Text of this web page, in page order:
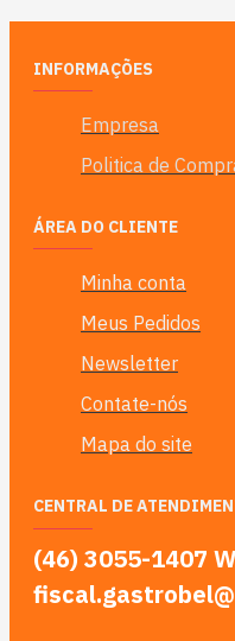
INFORMAÇÕES
Empresa
Politica de
ÁREA DO CLIENTE
Minha conta
Meus Pedidos
Newsletter
Contate-nós
Mapa do site
CENTRAL DE
(46) 3055-1407